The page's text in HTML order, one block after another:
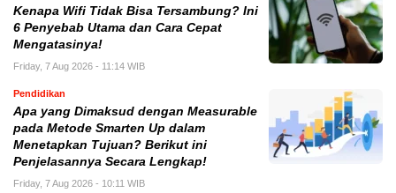
Kenapa Wifi Tidak Bisa Tersambung? Ini
6 Penyebab Utama dan Cara Cepat
Mengatasinya!
Friday, 7 Aug 2026 - 11:14 WIB
Pendidikan
Apa yang Dimaksud dengan Measurable
pada Metode Smarten Up dalam
Menetapkan Tujuan? Berikut ini
Penjelasannya Secara Lengkap!
Friday, 7 Aug 2026 - 10:11 WIB